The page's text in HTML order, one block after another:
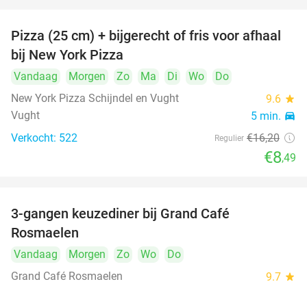
48%
Pizza (25 cm) + bijgerecht of fris voor afhaal
bij New York Pizza
Vandaag Morgen Zo Ma Di Wo
Do
New York Pizza Schijndel en Vught
9.6 star
Vught 5 min. directions_car
Verkocht: 522 Regulier €16,20
€8,49
3-gangen keuzediner bij Grand Café
Rosmaelen
Vandaag Morgen Zo Wo
Do
Grand Café Rosmaelen
9.7 star